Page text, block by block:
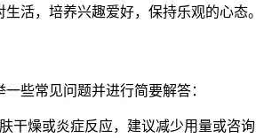
活，培养兴趣爱好，保持乐观的心态。
些常见问题并进行简要解答：
燥或炎症反应，建议减少用量或咨询